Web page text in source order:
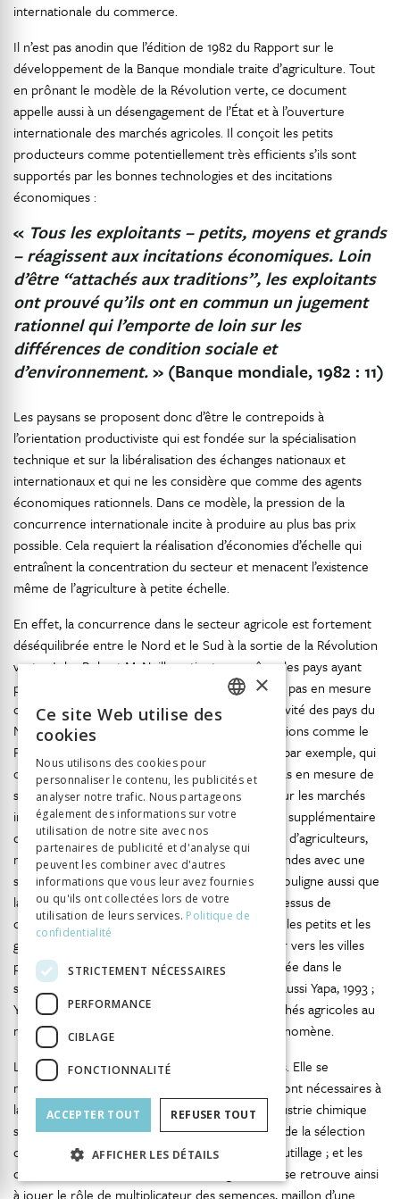
internationale du commerce.
Il n’est pas anodin que l’édition de 1982 du Rapport sur le
développement de la Banque mondiale traite d’agriculture. Tout
en prônant le modèle de la Révolution verte, ce document
appelle aussi à un désengagement de l’État et à l’ouverture
internationale des marchés agricoles. Il conçoit les petits
producteurs comme potentiellement très efficients s’ils sont
supportés par les bonnes technologies et des incitations
économiques :
« Tous les exploitants – petits, moyens et grands
– réagissent aux incitations économiques. Loin
d’être “attachés aux traditions”, les exploitants
ont prouvé qu’ils ont en commun un jugement
rationnel qui l’emporte de loin sur les
différences de condition sociale et
d’environnement.» (Banque mondiale, 1982 : 11)
Les paysans se proposent donc d’être le contrepoids à
l’orientation productiviste qui est fondée sur la spécialisation
technique et sur la libéralisation des échanges nationaux et
internationaux et qui ne les considère que comme des agents
économiques rationnels. Dans ce modèle, la pression de la
concurrence internationale incite à produire au plus bas prix
possible. Cela requiert la réalisation d’économies d’échelle qui
entraînent la concentration du secteur et menacent l’existence
même de l’agriculture à petite échelle.
En effet, la concurrence dans le secteur agricole est fortement
déséquilibrée entre le Nord et le Sud à la sortie de la Révolution
verte. John Robert McNeill soutient que même les pays ayant
particulièrement profité du programme ne sont pas en mesure
de concurrencer les augmentations de productivité des pays du
Nord global (McNeill, 2000 : 224–226)
. Des régions comme le
Punjab indien ou certaines régions du Mexique, par exemple, qui
ont tiré profit de la Révolution verte, ne sont pas en mesure de
supporter le choc d’une mise en concurrence sur les marchés
internationaux. Cela entraîne une concentration supplémentaire
dans ces régions du monde : de moins en moins d’agriculteurs,
mais qui cultivent des surfaces toujours plus grandes avec une
spécialisation de la production accrue. McNeill souligne aussi que
la Révolution verte avait déjà engendré un processus de
concentration en élargissant les inégalités entre les petits et les
grands exploitants, forçant les premiers à migrer vers les villes
pour travailler comme main-d’œuvre non qualifiée dans le
secondaire et le tertiaire (McNeill, 2000) (voir aussi Yapa, 1993 ;
Yapa & Patel, 2012). Or, la libéralisation des marchés agricoles au
niveau international ne fait qu’accentuer ce phénomène.
La spécialisation ne s’arrête pas dans les champs. Elle se
manifeste aussi dans les différentes tâches qui sont nécessaires à
la production et à la distribution agricoles : l’industrie chimique
s’occupe des intrants ; les obtenteurs végétaux, de la sélection
des semences ; les industries mécaniques, de l’outillage ; et les
distributeurs, de la vente au détail. L’agriculteur se retrouve ainsi
à jouer le rôle de multiplicateur des semences, maillon d’une
ITALIAN
×
Ce site Web utilise des
cookies
Nous utilisons des cookies pour
personnaliser le contenu, les publicités et
analyser notre trafic. Nous partageons
également des informations sur votre
utilisation de notre site avec nos
partenaires de publicité et d'analyse qui
peuvent les combiner avec d'autres
informations que vous leur avez fournies
ou qu'ils ont collectées lors de votre
utilisation de leurs services. Politique de
confidentialité
STRICTEMENT NÉCESSAIRES
PERFORMANCE
CIBLAGE
FONCTIONNALITÉ
ACCEPTER TOUT REFUSER TOUT
AFFICHER LES DÉTAILS